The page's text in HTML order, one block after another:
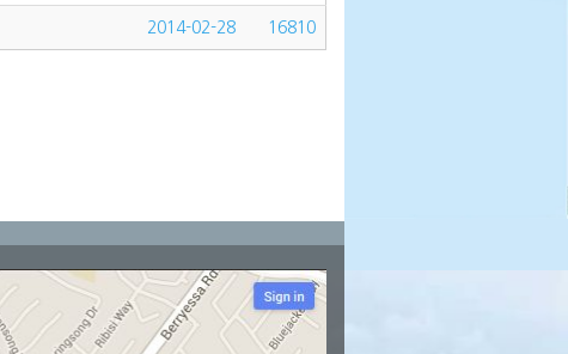
2014-02-28 16810